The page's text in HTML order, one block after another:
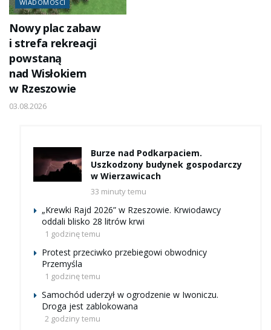
WIADOMOŚCI
Nowy plac zabaw
i strefa rekreacji
powstaną
nad Wisłokiem
w Rzeszowie
03.08.2026
Burze nad Podkarpaciem.
Uszkodzony budynek gospodarczy
w Wierzawicach
33 minuty temu
„Krewki Rajd 2026” w Rzeszowie. Krwiodawcy
oddali blisko 28 litrów krwi
1 godzinę temu
Protest przeciwko przebiegowi obwodnicy
Przemyśla
1 godzinę temu
Samochód uderzył w ogrodzenie w Iwoniczu.
Droga jest zablokowana
2 godziny temu